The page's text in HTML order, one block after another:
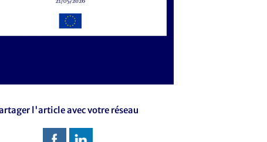
l'article avec votre réseau